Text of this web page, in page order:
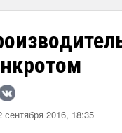
2016, 18:35